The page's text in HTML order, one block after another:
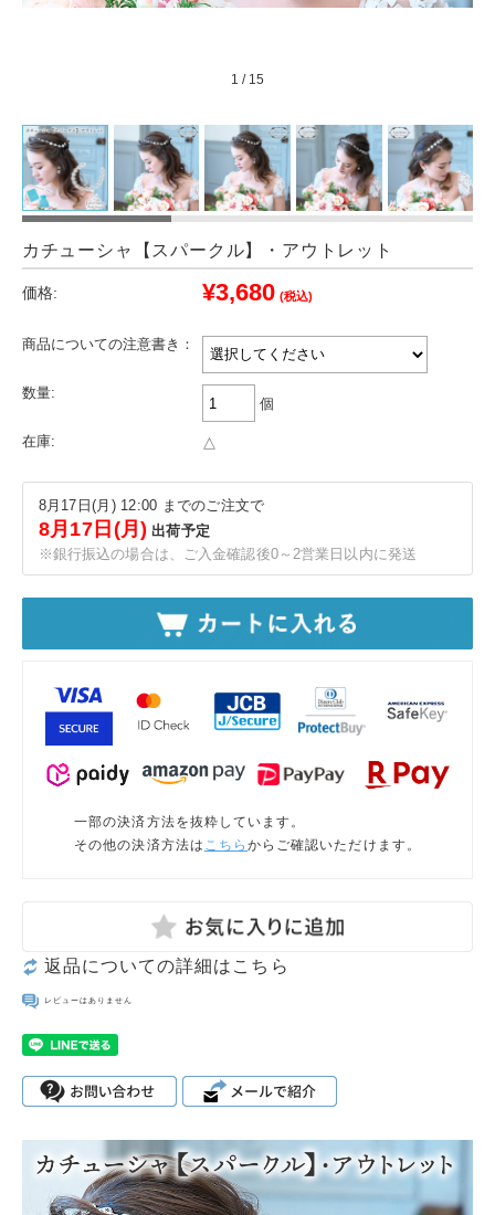
1 / 15
カチューシャ【スパークル】・アウトレット
価格: ¥3,680 (税込)
商品についての注意書き：
数量:
個
在庫: △
8月17日(月) 12:00 までのご注文で
8月17日(月)出荷予定
※銀行振込の場合は、ご入金確認後0～2営業日以内に発送
一部の決済方法を抜粋しています。
その他の決済方法は こちら からご確認いただけます。
返品についての詳細はこちら
レビューはありません